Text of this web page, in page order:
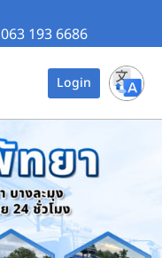
063 193 6686
Login